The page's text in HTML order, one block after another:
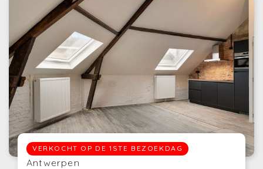
VERKOCHT OP DE 1STE BEZOEKDAG
Antwerpen